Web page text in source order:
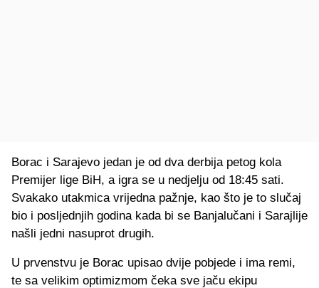
Borac i Sarajevo jedan je od dva derbija petog kola
Premijer lige BiH, a igra se u nedjelju od 18:45 sati.
Svakako utakmica vrijedna pažnje, kao što je to slučaj
bio i posljednjih godina kada bi se Banjalučani i Sarajlije
našli jedni nasuprot drugih.
U prvenstvu je Borac upisao dvije pobjede i ima remi,
te sa velikim optimizmom čeka sve jaču ekipu